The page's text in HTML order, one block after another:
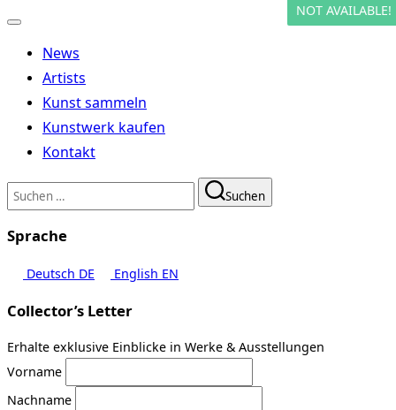
Navigation
umschalten
News
Artists
Kunst sammeln
Kunstwerk kaufen
Kontakt
Suchen
nach:
Suchen
Sprache
Deutsch DE English EN
Collector’s Letter
Erhalte exklusive Einblicke in Werke & Ausstellungen
Vorname
Nachname
NOT AVAILABLE!